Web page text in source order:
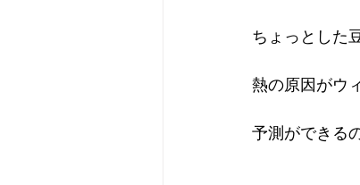
ちょっとした
熱の原因がウ
予測ができる